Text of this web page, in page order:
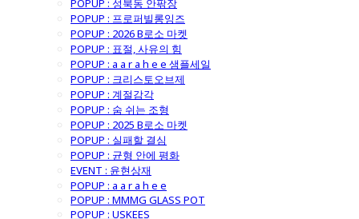
POPUP : 성북동 안팎장
POPUP : 프로퍼빌롱잉즈
POPUP : 2026 B로소 마켓
POPUP : 표절, 사유의 힘
POPUP : a a r a h e e 샘플세일
POPUP : 크리스토오브제
POPUP : 계절감각
POPUP : 숨 쉬는 조형
POPUP : 2025 B로소 마켓
POPUP : 실패할 결심
POPUP : 균형 안에 평화
EVENT : 윤현상재
POPUP : a a r a h e e
POPUP : MMMG GLASS POT
POPUP : USKEES